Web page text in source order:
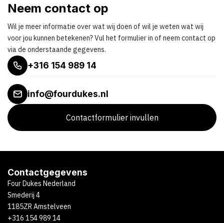
Neem contact op
Wil je meer informatie over wat wij doen of wil je weten wat wij
voor jou kunnen betekenen? Vul het formulier in of neem contact op
via de onderstaande gegevens.
+316 154 989 14
info@fourdukes.nl
Contactformulier invullen
Contactgegevens
Four Dukes Nederland
Smederij 4
1185ZR Amstelveen
+316 154 989 14